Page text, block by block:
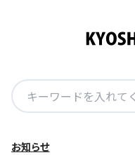
検
索:
お知らせ